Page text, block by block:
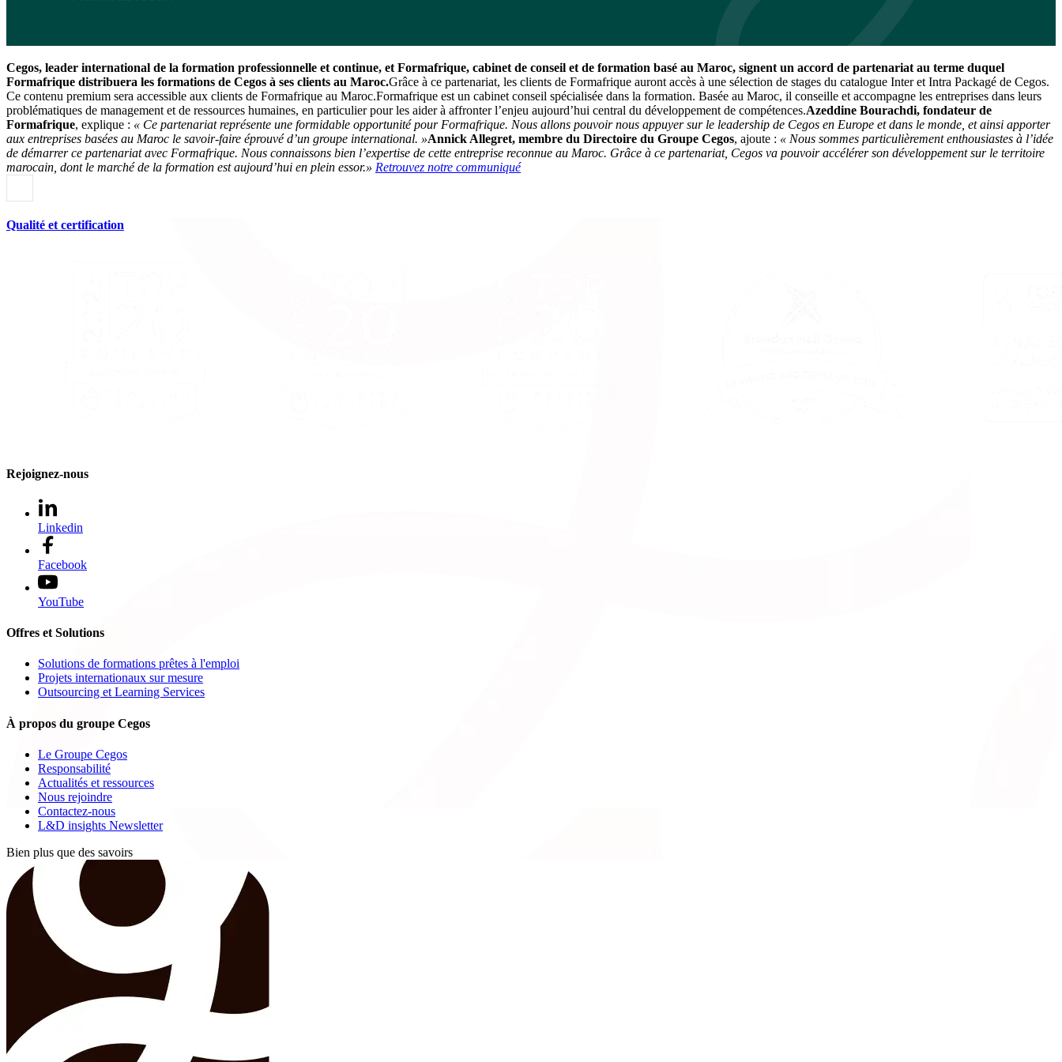
Cegos, leader international de la formation professionnelle et continue, et Formafrique, cabinet de conseil et de formation basé au Maroc, signent un accord de partenariat au terme duquel
Formafrique distribuera les formations de Cegos à ses clients au Maroc.Grâce à ce partenariat, les clients de Formafrique auront accès à une sélection de stages du catalogue Inter et Intra Packagé de Cegos.
Ce contenu premium sera accessible aux clients de Formafrique au Maroc.Formafrique est un cabinet conseil spécialisée dans la formation. Basée au Maroc, il conseille et accompagne les entreprises dans leurs
problématiques de management et de ressources humaines, en particulier pour les aider à affronter l’enjeu aujourd’hui central du développement de compétences.Azeddine Bourachdi, fondateur de
Formafrique, explique : « Ce partenariat représente une formidable opportunité pour Formafrique. Nous allons pouvoir nous appuyer sur le leadership de Cegos en Europe et dans le monde, et ainsi apporter
aux entreprises basées au Maroc le savoir-faire éprouvé d’un groupe international. »Annick Allegret, membre du Directoire du Groupe Cegos, ajoute : « Nous sommes particulièrement enthousiastes à l’idée
de démarrer ce partenariat avec Formafrique. Nous connaissons bien l’expertise de cette entreprise reconnue au Maroc. Grâce à ce partenariat, Cegos va pouvoir accélérer son développement sur le territoire
marocain, dont le marché de la formation est aujourd’hui en plein essor.» Retrouvez notre communiqué
Qualité et certification
Rejoignez-nous
Linkedin
Facebook
YouTube
Offres et Solutions
Solutions de formations prêtes à l'emploi
Projets internationaux sur mesure
Outsourcing et Learning Services
À propos du groupe Cegos
Le Groupe Cegos
Responsabilité
Actualités et ressources
Nous rejoindre
Contactez-nous
L&D insights Newsletter
Bien plus que des savoirs